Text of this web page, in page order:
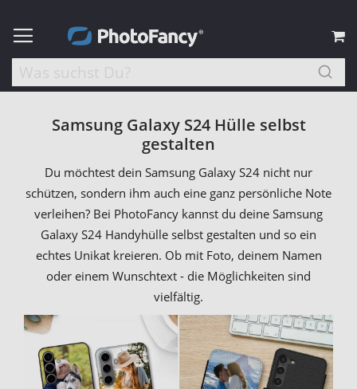
Samsung Galaxy S24 Hülle selbst
gestalten
Du möchtest dein Samsung Galaxy S24 nicht nur
schützen, sondern ihm auch eine ganz persönliche Note
verleihen? Bei PhotoFancy kannst du deine Samsung
Galaxy S24 Handyhülle selbst gestalten und so ein
echtes Unikat kreieren. Ob mit Foto, deinem Namen
oder einem Wunschtext - die Möglichkeiten sind
vielfältig.